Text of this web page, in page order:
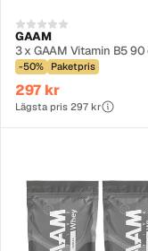
GAAM
3 x GAAM Vitamin B5 90
-50% Paketpris
297 kr
Lägsta pris 297 kr